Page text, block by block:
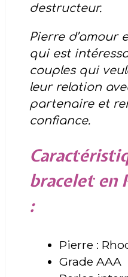
destructeur.
Pierre d’amour
qui est
couples qui
leur relation
partenaire et
confiance.
bracelet en
:
Pierre :
Grade AAA